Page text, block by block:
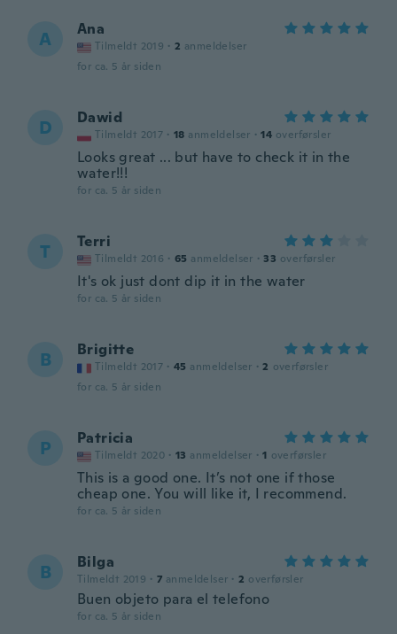
A Ana
Tilmeldt 2019 · 2 anmeldelser
for ca. 5 år siden
D Dawid
Tilmeldt 2017 · 18 anmeldelser · 14 overførsler
Looks great ... but have to check it in the
water!!!
for ca. 5 år siden
T Terri
Tilmeldt 2016 · 65 anmeldelser · 33 overførsler
It's ok just dont dip it in the water
for ca. 5 år siden
B Brigitte
Tilmeldt 2017 · 45 anmeldelser · 2 overførsler
for ca. 5 år siden
P Patricia
Tilmeldt 2020 · 13 anmeldelser · 1 overførsler
This is a good one. It’s not one if those
cheap one. You will like it, I recommend.
for ca. 5 år siden
B Bilga
Tilmeldt 2019 · 7 anmeldelser · 2 overførsler
Buen objeto para el telefono
for ca. 5 år siden